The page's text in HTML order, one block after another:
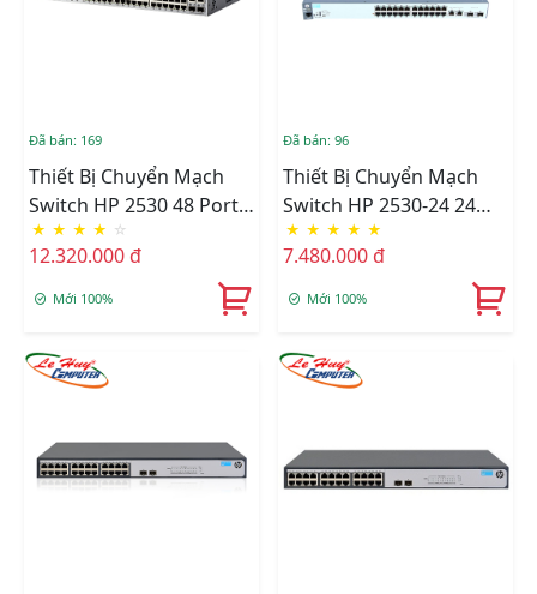
Đã bán: 169
Thiết Bị Chuyển Mạch
Switch HP 2530 48 Ports
J9781A
★ ★ ★ ★ ☆
12.320.000 đ
Mới 100%
Đã bán: 96
Thiết Bị Chuyển Mạch
Switch HP 2530-24 24
Cổng 10/100/1000 Mbps
(J9782A)
★ ★ ★ ★ ★
7.480.000 đ
Mới 100%